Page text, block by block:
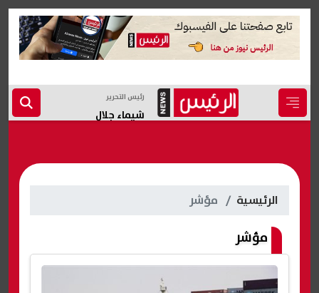
رئيس التحرير
شيماء جلال
الرئيسية مؤشر
مؤشر